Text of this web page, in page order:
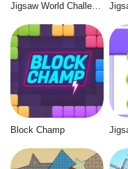
Jigsaw World Challenge
Block Champ